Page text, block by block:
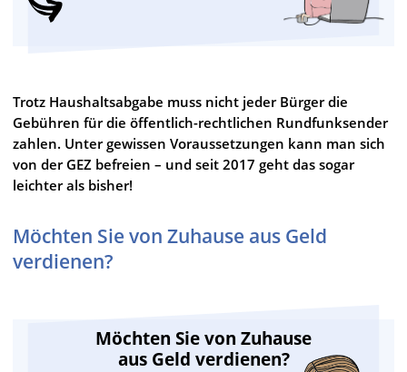
Trotz Haushaltsabgabe muss nicht jeder Bürger die
Gebühren für die öffentlich-rechtlichen Rundfunksender
zahlen. Unter gewissen Voraussetzungen kann man sich
von der GEZ befreien – und seit 2017 geht das sogar
leichter als bisher!
Möchten Sie von Zuhause aus Geld
verdienen?
Möchten Sie von Zuhause
aus Geld verdienen?